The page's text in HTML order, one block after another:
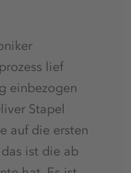
lief
einbezogen
Stapel
auf die ersten
ist die ab